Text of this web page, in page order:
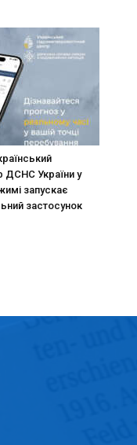
ДСНС України у
запускає
застосунок